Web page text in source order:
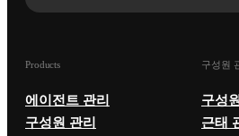
Products
에이전트 관리
구성원 관리
구성원
구성
근태